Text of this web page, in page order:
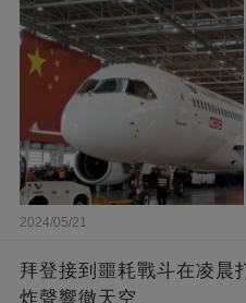
2024/05/21
拜登接到噩耗戰斗在凌晨
炸聲響徹天空